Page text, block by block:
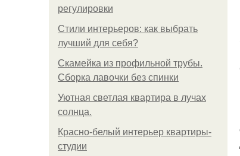
регулировки
Стили интерьеров: как выбрать
лучший для себя?
Скамейка из профильной трубы.
Сборка лавочки без спинки
Уютная светлая квартира в лучах
солнца.
Красно-белый интерьер квартиры-
студии